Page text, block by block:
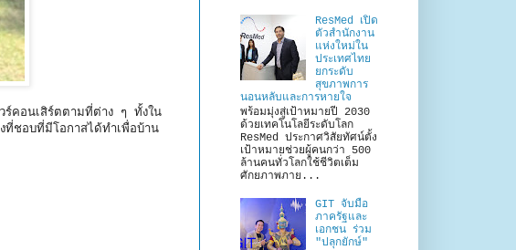
คอนเสิร์ตตามที่ต่าง ๆ ทั้งใน
ที่ชอบที่มีโอกาสได้ทำเพื่อบ้าน
ResMed เปิด
ตัวสำนักงาน
แห่งใหม่ใน
ประเทศไทย
ยกระดับ
สุขภาพการ
นอนหลับและการหายใจ
พร้อมมุ่งสู่เป้าหมายปี 2030
ด้วยเทคโนโลยีระดับโลก
ResMed ประกาศวิสัยทัศน์ตั้ง
เป้าหมายช่วยผู้คนกว่า 500
ล้านคนทั่วโลกใช้ชีวิตเต็ม
ศักยภาพภาย...
GIT จับมือ
ภาครัฐและ
เอกชน ร่วม
"ปลุกยักษ์"